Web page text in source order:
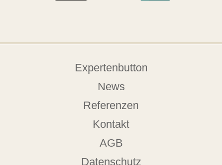
Expertenbutton
News
Referenzen
Kontakt
AGB
Datenschutz